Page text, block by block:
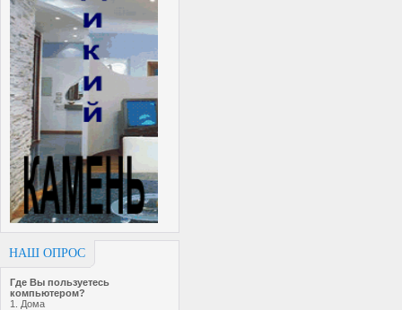
НАШ ОПРОС
Где Вы пользуетесь
компьютером?
1. Дома